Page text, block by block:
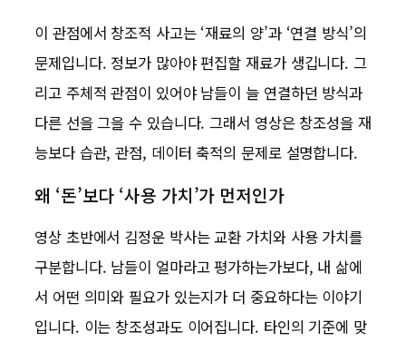
이 관점에서 창조적 사고는 ‘재료의 양’과 ‘연결 방식’의
문제입니다. 정보가 많아야 편집할 재료가 생깁니다. 그
리고 주체적 관점이 있어야 남들이 늘 연결하던 방식과
다른 선을 그을 수 있습니다. 그래서 영상은 창조성을 재
능보다 습관, 관점, 데이터 축적의 문제로 설명합니다.
왜 ‘돈’보다 ‘사용 가치’가 먼저인가
영상 초반에서 김정운 박사는 교환 가치와 사용 가치를
구분합니다. 남들이 얼마라고 평가하는가보다, 내 삶에
서 어떤 의미와 필요가 있는지가 더 중요하다는 이야기
입니다. 이는 창조성과도 이어집니다. 타인의 기준에 맞